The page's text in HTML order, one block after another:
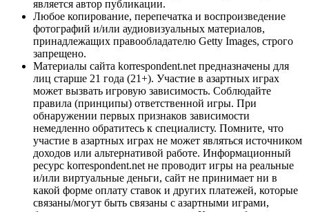
является автор публикации.
Любое копирование, перепечатка и воспроизведение
фотографий и/или аудиовизуальных материалов,
принадлежащих правообладателю Getty Images, строго
запрещено.
Материалы сайта korrespondent.net предназначены для
лиц старше 21 года (21+). Участие в азартных играх
может вызвать игровую зависимость. Соблюдайте
правила (принципы) ответственной игры. При
обнаружении первых признаков зависимости
немедленно обратитесь к специалисту. Помните, что
участие в азартных играх не может являться источником
доходов или альтернативой работе. Информационный
ресурс korrespondent.net не проводит игры на реальные
и/или виртуальные деньги, сайт не принимает ни в
какой форме оплату ставок и других платежей, которые
связаны/могут быть связаны с азартными играми,